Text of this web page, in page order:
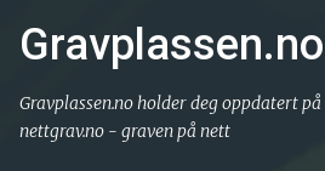
Gå til
Gravplassen.no
Gravplassen.no holder deg oppdatert
nettgrav.no - graven på nett